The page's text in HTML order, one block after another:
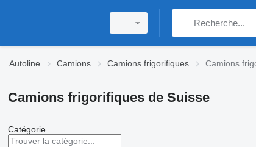
Autoline Camions Camions frigorifiques Camions
Camions frigorifiques de Suisse
Catégorie